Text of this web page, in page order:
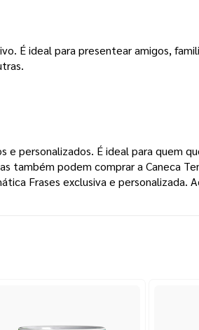
É ideal para presentear amigos,
personalizados. É ideal para quem
também podem comprar a Caneca
Frases exclusiva e personalizada.